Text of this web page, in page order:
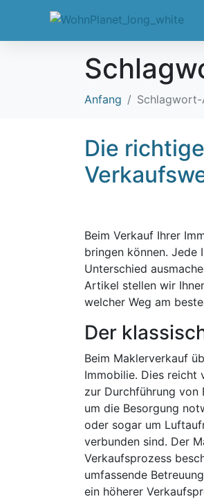
Anfang Schlagwort-
Die
Beim Verkauf Ihrer
bringen können. Jede
Unterschied
Artikel stellen wir
welcher Weg am
Der
Beim Maklerverkauf
Immobilie. Dies reicht
zur Durchführung von
um die Besorgung
oder sogar um
verbunden sind. Der
Verkaufsprozess
umfassende
ein höherer